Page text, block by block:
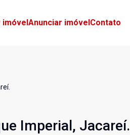
imóvelAnunciar imóvelContato
Imperial, Jacareí.